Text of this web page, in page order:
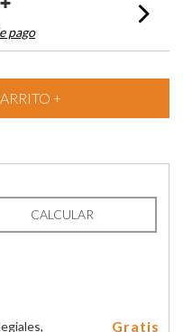
pago
CALCULAR
Gratis